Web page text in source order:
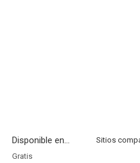
Disponible en...
Gratis